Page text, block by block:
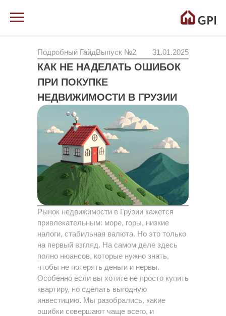
Подробный ГайдВыпуск №2 31.01.2025
КАК НЕ НАДЕЛАТЬ ОШИБОК
ПРИ ПОКУПКЕ
НЕДВИЖИМОСТИ В ГРУЗИИ
Рынок недвижимости в Грузии кажется
привлекательным: море, горы, низкие
налоги, стабильная валюта. Но это только
на первый взгляд. На самом деле здесь
полно нюансов, которые нужно знать,
чтобы не потерять деньги и нервы.
Особенно если вы хотите не просто купить
квартиру, но сделать выгодную
инвестицию. Мы разобрались, какие
ошибки совершают чаще всего, и